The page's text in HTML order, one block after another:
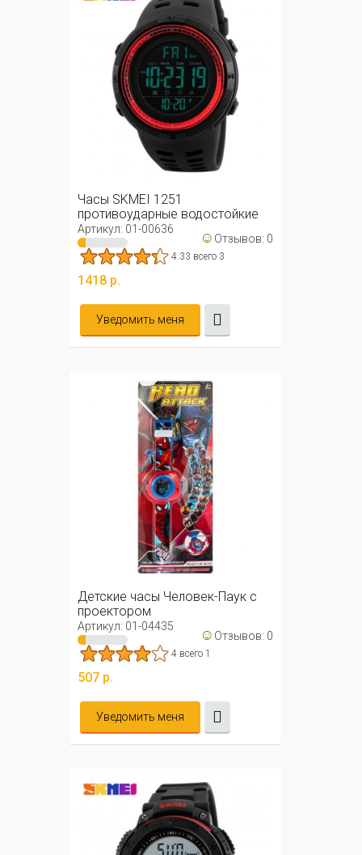
Часы SKMEI 1251
противоударные водостойкие
50м (красные)
Артикул: 01-00636 ☺ Отзывов: 0
4.33 всего 3
1418 р.
Уведомить меня
Детские часы Человек-Паук c
проектором
Артикул: 01-04435 ☺ Отзывов: 0
4 всего 1
507 р.
Уведомить меня